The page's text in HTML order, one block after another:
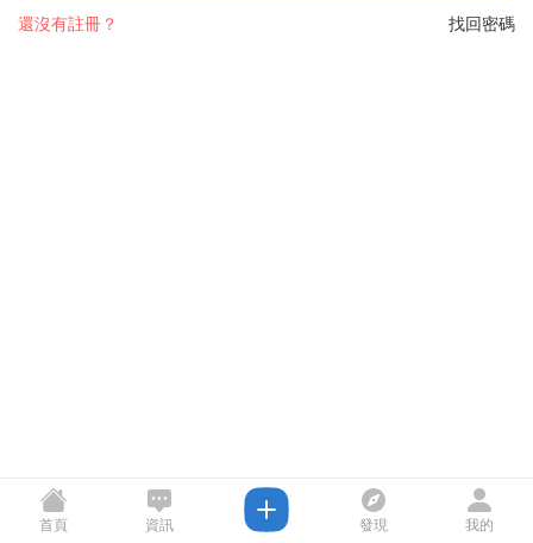
找回密碼
還沒有註冊？
首頁 資訊 發現 我的